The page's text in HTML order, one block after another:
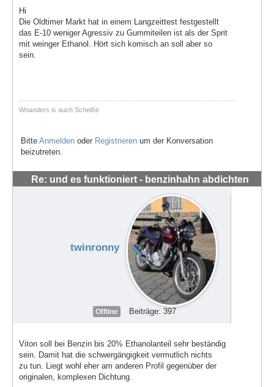
Hi
Die Oldtimer Markt hat in einem Langzeittest festgestellt
das E-10 weniger Agressiv zu Gummiteilen ist als der Sprit
mit weinger Ethanol. Hört sich komisch an soll aber so
sein.
Woanders is auch Scheiße
Bitte Anmelden oder Registrieren um der Konversation
beizutreten.
Re: und es funktioniert - benzinhahn abdichten
#56284
twinronny
Offline Beiträge: 397
Viton soll bei Benzin bis 20% Ethanolanteil sehr beständig
sein. Damit hat die schwergängigkeit vermutlich nichts
zu tun. Liegt wohl eher am anderen Profil gegenüber der
originalen, komplexen Dichtung.